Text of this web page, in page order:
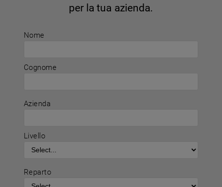
Nome
Cognome
Azienda
Livello
Reparto
per la tua azienda.